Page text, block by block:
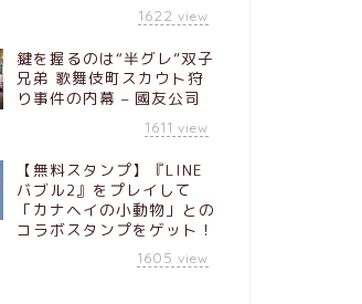
1622 view
鍵を握るのは“半グレ”双子
兄弟 歌舞伎町スカウト狩
り事件の内幕 – 國友公司
1611 view
【無料スタンプ】『LINE
バブル2』をプレイして
「カナヘイの小動物」との
コラボスタンプをゲット！
1605 view